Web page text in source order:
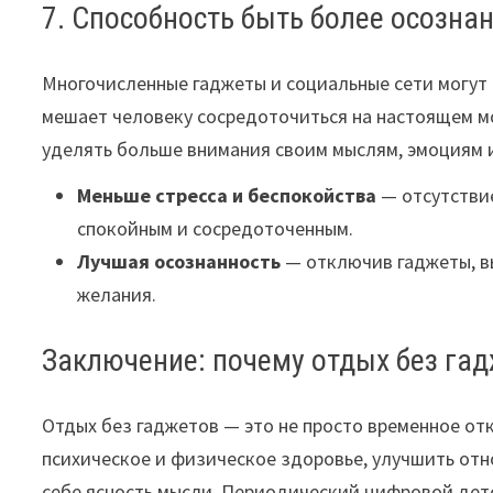
7. Способность быть более
Многочисленные гаджеты и социальные сети
мешает человеку сосредоточиться на настоящем
уделять больше внимания своим мыслям, эмоциям
Меньше стресса и беспокойства —
спокойным и сосредоточенным.
Лучшая осознанность — отключив гаджеты,
желания.
Заключение: почему отдых без
Отдых без гаджетов — это не просто временное
психическое и физическое здоровье, улучшить